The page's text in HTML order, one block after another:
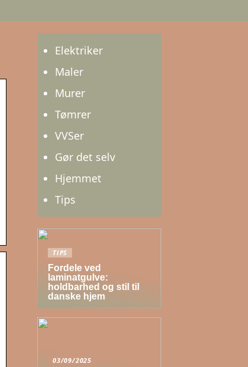
Elektriker
Maler
Murer
Tømrer
VVSer
Gør det selv
Hjemmet
Tips
TIPS
Fordele ved
laminatgulve:
holdbarhed og stil til
danske hjem
03/09/2025